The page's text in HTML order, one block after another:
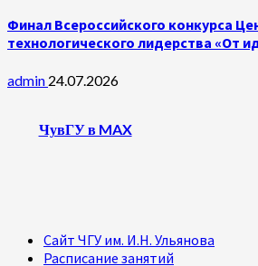
Финал Всероссийского конкурса
технологического лидерства «От
admin 24.07.2026
ЧувГУ в MAX
Сайт ЧГУ им. И.Н. Ульянова
Расписание занятий